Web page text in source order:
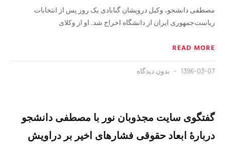
مصطفی دانشجو، وکیل درویشان گنابادی یک روز پس از انتخابات
ریاست‌جمهوری ایران از دانشگاه اخراج شد. او از وکلای
READ MORE
1396-03-07 بدون دیدگاه
گفتگوی سایت مجذوبان نور با مصطفی دانشجو
دربارهٔ ابعاد حقوقی فشارهای اخیر بر دراویش